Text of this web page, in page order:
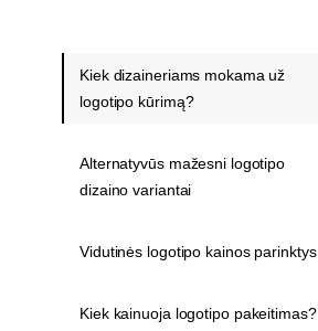
Kiek dizaineriams mokama už
logotipo kūrimą?
Alternatyvūs mažesni logotipo
dizaino variantai
Vidutinės logotipo kainos parinktys
Kiek kainuoja logotipo pakeitimas?